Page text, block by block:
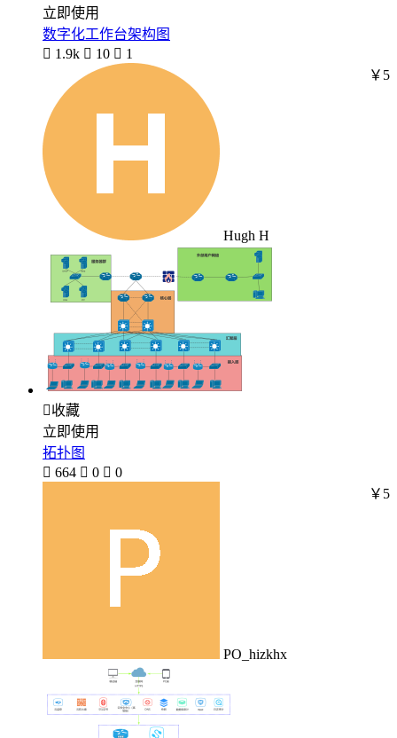
立即使用
数字化工作台架构图
 1.9k  10  1
Hugh H
￥5
收藏
立即使用
拓扑图
 664  0  0
PO_hizkhx
￥5